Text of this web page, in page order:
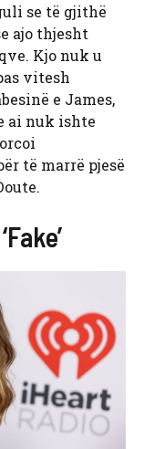
se të gjithë
ajo thjesht
Kjo nuk u
vitesh
e James,
ai nuk ishte
të marrë pjesë